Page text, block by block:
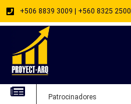
+506 8839 3009 | +560 8325 2500
Patrocinadores